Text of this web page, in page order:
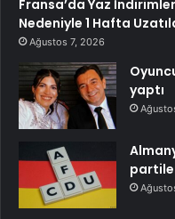
Fransa’da Yaz
Nedeniyle 1 Hafta
Ağustos 7, 2026
yaptı